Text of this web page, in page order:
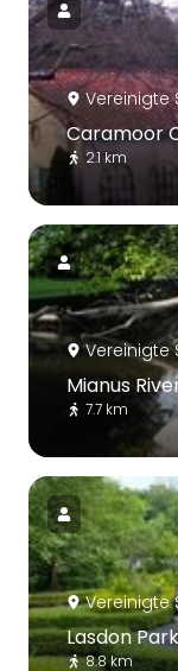
Vereinigte
Caramoor
2.1 km
Vereinigte
Mianus
7.7 km
Vereinigte
Lasdon
8.8 km